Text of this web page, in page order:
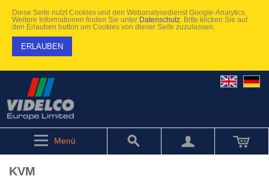
Diese Seite nutzt Cookies und den Webanalysedienst Google-Analytics.
Weitere Informationen finden Sie unter Datenschutz . Bitte klicken Sie auf
den Erlauben button um Cookies von dieser Seite zuzulassen.
ERLAUBEN
Menü
KVM